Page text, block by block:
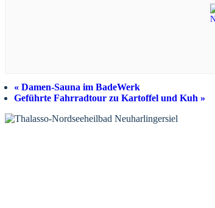
« Damen-Sauna im BadeWerk
Geführte Fahrradtour zu Kartoffel und Kuh »